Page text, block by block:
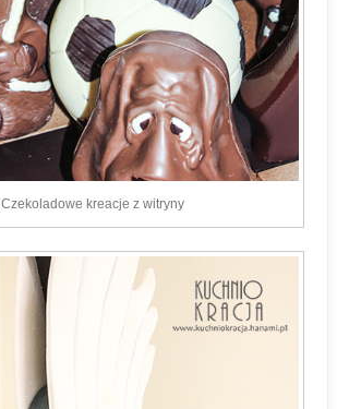
Czekoladowe kreacje z witryny